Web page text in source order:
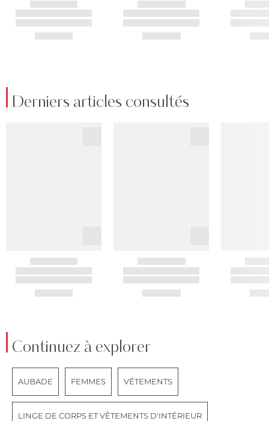
Derniers articles consultés
Continuez à explorer
AUBADE FEMMES VÊTEMENTS
LINGE DE CORPS ET VÊTEMENTS D'INTÉRIEUR